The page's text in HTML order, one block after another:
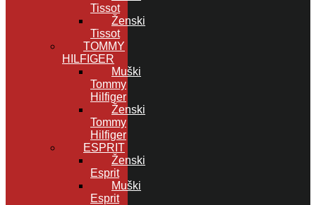
Tissot
Ženski
Tissot
TOMMY
HILFIGER
Muški
Tommy
Hilfiger
Ženski
Tommy
Hilfiger
ESPRIT
Ženski
Esprit
Muški
Esprit